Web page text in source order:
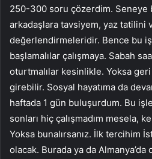
250-300 soru çözerdim. Seneye
arkadaşlara tavsiyem, yaz tatilini
değerlendirmeleridir. Bence bu
başlamalılar çalışmaya. Sabah
oturtmalılar kesinlikle. Yoksa
girebilir. Sosyal hayatıma da
haftada 1 gün buluşurdum. Bu
sonları hiç çalışmadım mesela,
Yoksa bunalırsanız. İlk tercihim
olacak. Burada ya da